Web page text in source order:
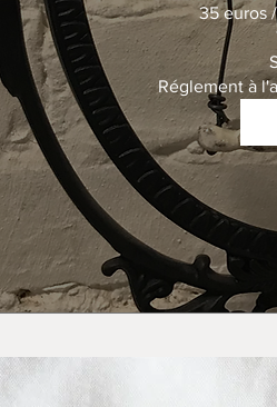
35 euros
Réglement à